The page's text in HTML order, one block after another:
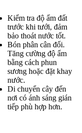
Kiểm tra độ ẩm đất
trước khi tưới, đảm
bảo thoát nước tốt.
Bón phân cân đối.
Tăng cường độ ẩm
bằng cách phun
sương hoặc đặt khay
nước.
Di chuyển cây đến
nơi có ánh sáng gián
tiếp phù hợp hơn.